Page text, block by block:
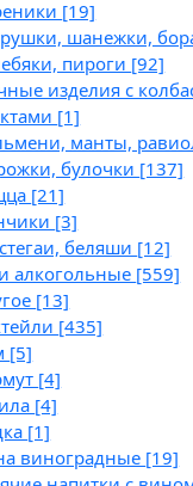
[19]
шанежки,
пироги [92]
изделия с
[1]
манты,
булочки [137]
[21]
[3]
беляши [12]
алкогольные [559]
[13]
[435]
[5]
[4]
[4]
[1]
виноградные [19]